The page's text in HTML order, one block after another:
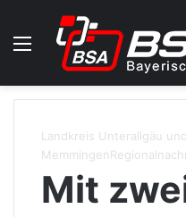
Menü
Landkreis Unterallgäu und
Memmingen
Mit